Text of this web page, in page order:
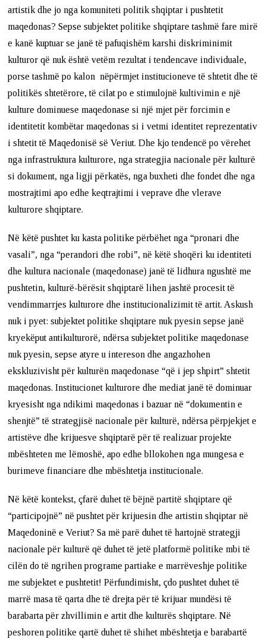
artistik dhe jo nga komuniteti politik shqiptar i pushtetit
maqedonas? Sepse subjektet politike shqiptare tashmë fare mirë
e kanë kuptuar se janë të pafuqishëm karshi diskriminimit
kulturor që nuk është vetëm rezultat i tendencave individuale,
porse tashmë po kalon nëpërmjet institucioneve të shtetit dhe të
politikës shtetërore, të cilat po e stimulojnë kultivimin e një
kulture dominuese maqedonase si një mjet për forcimin e
identitetit kombëtar maqedonas si i vetmi identitet reprezentativ
i shtetit të Maqedonisë së Veriut. Dhe kjo tendencë po vërehet
nga infrastruktura kulturore, nga strategjia nacionale për kulturë
si dokument, nga ligji përkatës, nga buxheti dhe fondet dhe nga
mostrajtimi apo edhe keqtrajtimi i veprave dhe vlerave
kulturore shqiptare.
Në këtë pushtet ku kasta politike përbëhet nga “pronari dhe
vasali”, nga “perandori dhe robi”, në këtë shoqëri ku identiteti
dhe kultura nacionale (maqedonase) janë të lidhura ngushtë me
pushtetin, kulturë-bërësit shqiptarë lihen jashtë procesit të
vendimmarrjes kulturore dhe institucionalizimit të artit. Askush
nuk i pyet: subjektet politike shqiptare nuk pyesin sepse janë
kryekëput antikulturorë, ndërsa subjektet politike maqedonase
nuk pyesin, sepse atyre u intereson dhe angazhohen
ekskluzivisht për kulturën maqedonase “që i jep shpirt” shtetit
maqedonas. Institucionet kulturore dhe mediat janë të dominuar
kryesisht nga ndikimi maqedonas i bazuar në “dokumentin e
shenjtë” të strategjisë nacionale për kulturë, ndërsa përpjekjet e
artistëve dhe krijuesve shqiptarë për të realizuar projekte
mbështeten me lëmoshë, apo edhe bllokohen nga mungesa e
burimeve financiare dhe mbështetja institucionale.
Në këtë kontekst, çfarë duhet të bëjnë partitë shqiptare që
“participojnë” në pushtet për krijuesin dhe artistin shqiptar në
Maqedoninë e Veriut? Sa më parë duhet të hartojnë strategji
nacionale për kulturë që duhet të jetë platformë politike mbi të
cilën do të ngrihen programe partiake e marrëveshje politike
me subjektet e pushtetit! Përfundimisht, çdo pushtet duhet të
marrë masa të qarta dhe të drejta për të krijuar mundësi të
barabarta për zhvillimin e artit dhe kulturës shqiptare. Në
peshoren politike qartë duhet të shihet mbështetja e barabartë